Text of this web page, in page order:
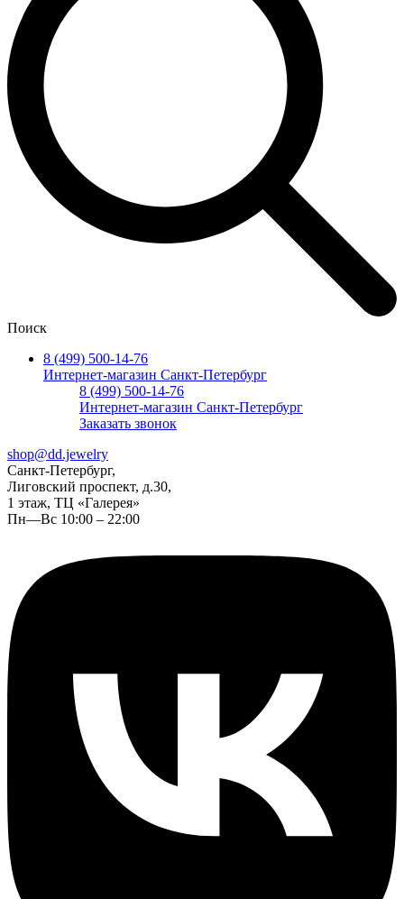
Поиск
8 (499) 500-14-76
Интернет-магазин Санкт-Петербург
8 (499) 500-14-76
Интернет-магазин Санкт-Петербург
Заказать звонок
shop@dd.jewelry
Санкт-Петербург,
Лиговский проспект, д.30,
1 этаж, ТЦ «Галерея»
Пн—Вс 10:00 – 22:00